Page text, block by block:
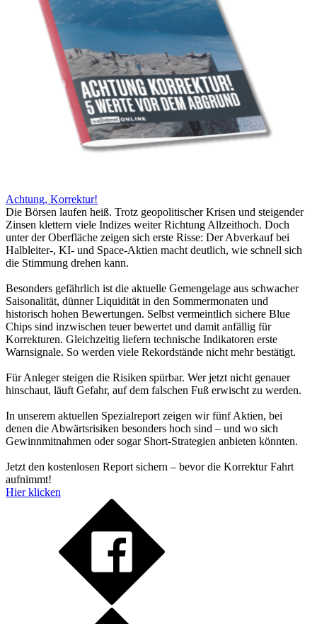
Achtung, Korrektur!
Die Börsen laufen heiß. Trotz geopolitischer Krisen und steigender
Zinsen klettern viele Indizes weiter Richtung Allzeithoch. Doch
unter der Oberfläche zeigen sich erste Risse: Der Abverkauf bei
Halbleiter-, KI- und Space-Aktien macht deutlich, wie schnell sich
die Stimmung drehen kann.
Besonders gefährlich ist die aktuelle Gemengelage aus schwacher
Saisonalität, dünner Liquidität in den Sommermonaten und
historisch hohen Bewertungen. Selbst vermeintlich sichere Blue
Chips sind inzwischen teuer bewertet und damit anfällig für
Korrekturen. Gleichzeitig liefern technische Indikatoren erste
Warnsignale. So werden viele Rekordstände nicht mehr bestätigt.
Für Anleger steigen die Risiken spürbar. Wer jetzt nicht genauer
hinschaut, läuft Gefahr, auf dem falschen Fuß erwischt zu werden.
In unserem aktuellen Spezialreport zeigen wir fünf Aktien, bei
denen die Abwärtsrisiken besonders hoch sind – und wo sich
Gewinnmitnahmen oder sogar Short-Strategien anbieten könnten.
Jetzt den kostenlosen Report sichern – bevor die Korrektur Fahrt
aufnimmt!
Hier klicken